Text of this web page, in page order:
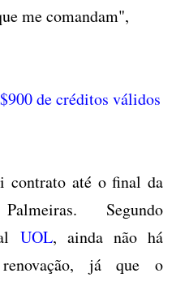
me comandam",
de créditos válidos
contrato até o final da
Segundo
UOL, ainda não há
já que o